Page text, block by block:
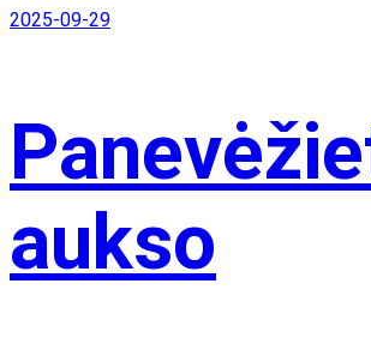
2025-09-29
aukso